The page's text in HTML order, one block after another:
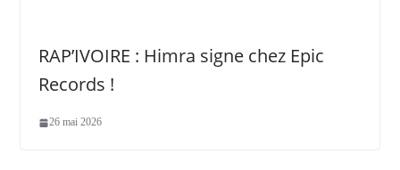
RAP’IVOIRE : Himra signe chez Epic
Records !
26 mai 2026